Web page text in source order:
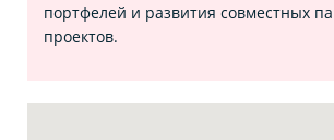
портфелей и развития совместных
проектов.